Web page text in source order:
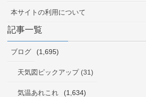
本サイトの利用について
記事一覧
ブログ (1,695)
天気図ピックアップ (31)
気温あれこれ (1,634)